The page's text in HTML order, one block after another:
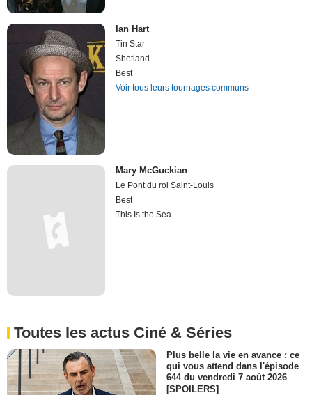
Ian Hart
Tin Star
Shetland
Best
Voir tous leurs tournages communs
Mary McGuckian
Le Pont du roi Saint-Louis
Best
This Is the Sea
Toutes les actus Ciné & Séries
Plus belle la vie en avance : ce
qui vous attend dans l'épisode
644 du vendredi 7 août 2026
[SPOILERS]